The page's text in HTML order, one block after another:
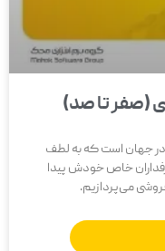
(صفر تا صد)
جهان است که به لطف
خاص خودش پیدا
می‌پردازیم.